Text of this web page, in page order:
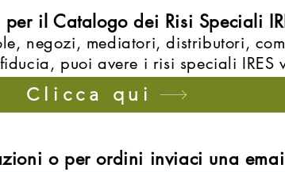
per il Catalogo dei Risi Speciali
negozi, mediatori, distributori,
puoi avere i risi speciali IRES
Clicca qui
o per ordini inviaci una